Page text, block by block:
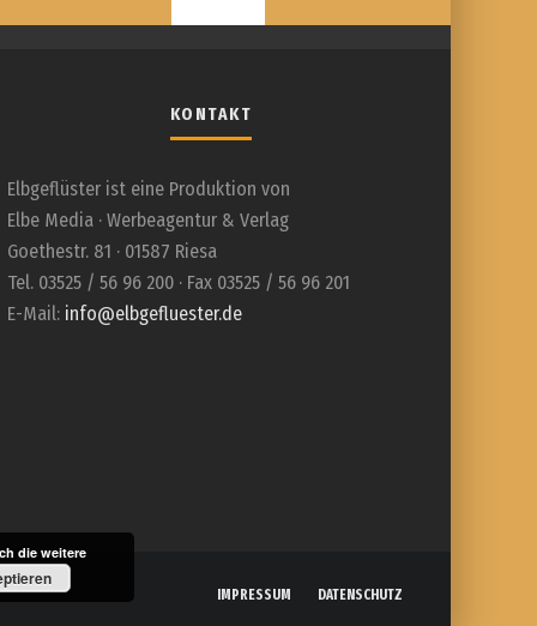
KONTAKT
Elbgeflüster ist eine Produktion von
Elbe Media · Werbeagentur & Verlag
Goethestr. 81 · 01587 Riesa
Tel. 03525 / 56 96 200 · Fax 03525 / 56 96 201
E-Mail: info@elbgefluester.de
IMPRESSUM DATENSCHUTZ
die weitere